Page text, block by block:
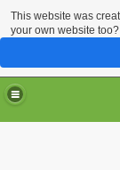
This website was
your own website too?